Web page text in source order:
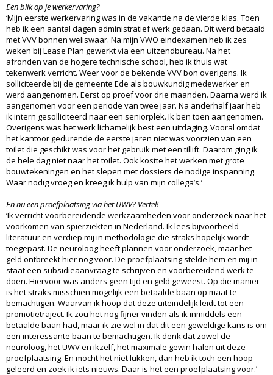
Een blik op je werkervaring?
‘Mijn eerste werkervaring was in de vakantie na de vierde klas. Toen
heb ik een aantal dagen administratief werk gedaan. Dit werd betaald
met VVV bonnen weliswaar. Na mijn VWO eindexamen heb ik zes
weken bij Lease Plan gewerkt via een uitzendbureau. Na het
afronden van de hogere technische school, heb ik thuis wat
tekenwerk verricht. Weer voor de bekende VVV bon overigens. Ik
solliciteerde bij de gemeente Ede als bouwkundig medewerker en
werd aangenomen. Eerst op proef voor drie maanden. Daarna werd ik
aangenomen voor een periode van twee jaar. Na anderhalf jaar heb
ik intern gesolliciteerd naar een seniorplek. Ik ben toen aangenomen.
Overigens was het werk lichamelijk best een uitdaging. Vooral omdat
het kantoor gedurende de eerste jaren niet was voorzien van een
toilet die geschikt was voor het gebruik met een tillift. Daarom ging ik
de hele dag niet naar het toilet. Ook kostte het werken met grote
bouwtekeningen en het slepen met dossiers de nodige inspanning.
Waar nodig vroeg en kreeg ik hulp van mijn collega’s.’
En nu een proefplaatsing via het UWV? Vertel!
‘Ik verricht voorbereidende werkzaamheden voor onderzoek naar het
voorkomen van spierziekten in Nederland. Ik lees bijvoorbeeld
literatuur en verdiep mij in methodologie die straks hopelijk wordt
toegepast. De neuroloog heeft plannen voor onderzoek, maar het
geld ontbreekt hier nog voor. De proefplaatsing stelde hem en mij in
staat een subsidieaanvraag te schrijven en voorbereidend werk te
doen. Hiervoor was anders geen tijd en geld geweest. Op die manier
is het straks misschien mogelijk een betaalde baan op maat te
bemachtigen. Waarvan ik hoop dat deze uiteindelijk leidt tot een
promotietraject. Ik zou het nog fijner vinden als ik inmiddels een
betaalde baan had, maar ik zie wel in dat dit een geweldige kans is om
een interessante baan te bemachtigen. Ik denk dat zowel de
neuroloog, het UWV en ikzelf, het maximale gewin halen uit deze
proefplaatsing. En mocht het niet lukken, dan heb ik toch een hoop
geleerd en zoek ik iets nieuws. Daar is het een proefplaatsing voor.’